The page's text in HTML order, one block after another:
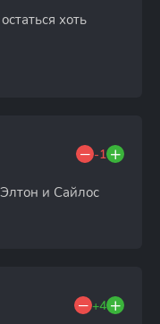
хоть
-1
и Сайлос
+4